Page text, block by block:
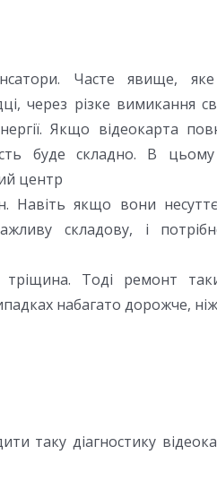
Часте явище, яке
через різке вимикання
Якщо відеокарта
буде складно. В
центр
Навіть якщо вони
складову, і
тріщина. Тоді ремонт
набагато дорожче,
таку діагностику